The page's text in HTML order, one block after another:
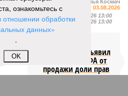
Илья Космач
Газета«Наша версия» №29 от 03.08.2026
Опубликовано:
05.08.2026 13:00
Отредактировано:05.08.2026 13:00
отступил и объявил
об отказе ФИФА от
продажи доли прав
на чемпионат мира
ознакомьтесь с
отношении обработки
данных»
.
OK